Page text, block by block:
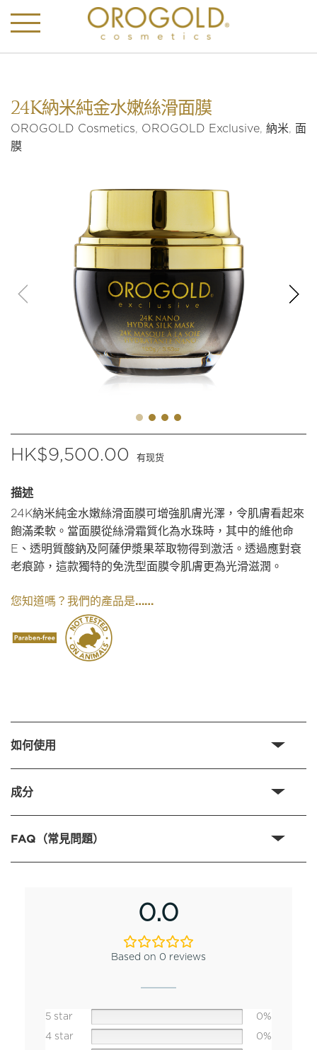
24K納米純金水嫩絲滑面膜
OROGOLD Cosmetics, OROGOLD Exclusive, 納米, 面
膜
$9,500.00 有现货
描述
24K納米純金水嫩絲滑面膜可增強肌膚光澤，令肌膚看起來
飽滿柔軟。當面膜從絲滑霜質化為水珠時，其中的維他命
E、透明質酸鈉及阿薩伊漿果萃取物得到激活。透過應對衰
老痕跡，這款獨特的免洗型面膜令肌膚更為光滑滋潤。
您知道嗎？ 我們的產品是……
如何使用
成分
FAQ（常見問題）
0.0
Based on 0 reviews
5 star
0%
4 star
0%